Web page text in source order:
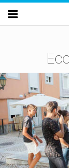
Passar para o
